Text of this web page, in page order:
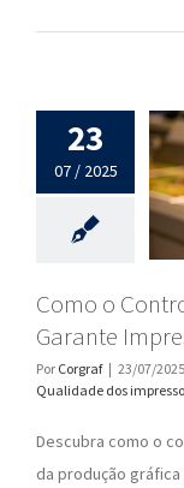
23
07 / 2025
Como o
Garante
Por Corgraf | 23/07/2025
Qualidade dos
Descubra como o
da produção